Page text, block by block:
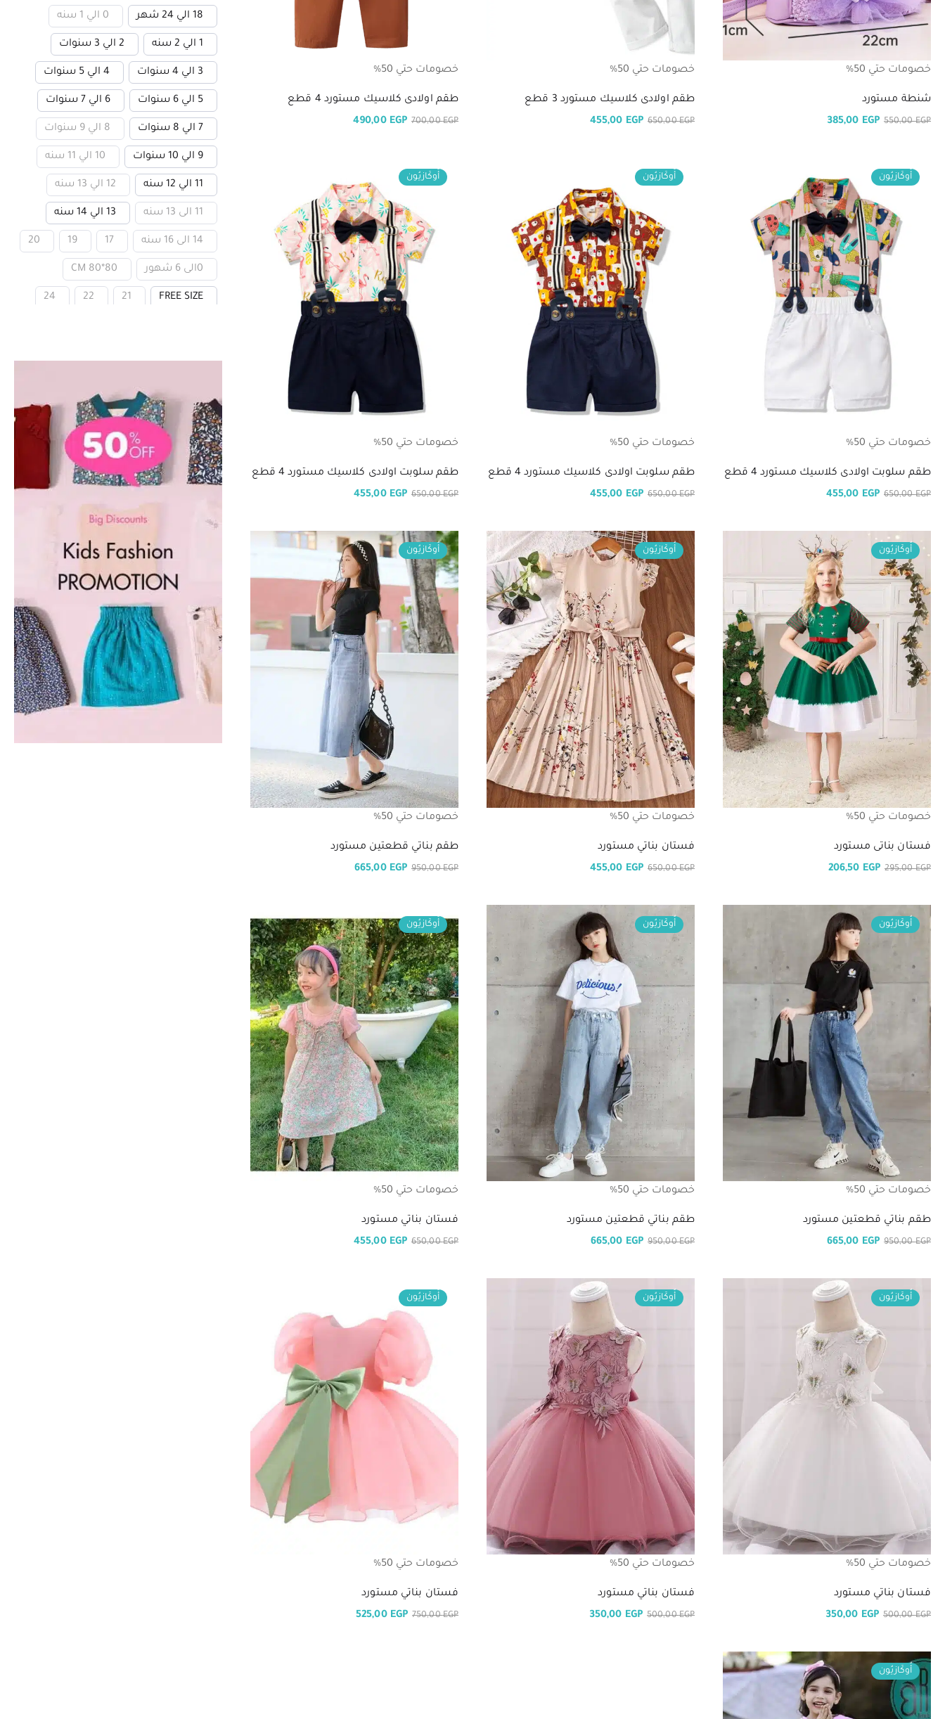
قميص وسويتشرت
كل الموديلات
كوليكشن كلاسيك
مايوهات نسائى
ملابس سباحة وغطس
18 الي 24 شهر 0 الي 1 سنه
1 الي 2 سنه 2 الي 3 سنوات
3 الي 4 سنوات 4 الي 5 سنوات
5 الي 6 سنوات 6 الي 7 سنوات
7 الي 8 سنوات 8 الي 9 سنوات
9 الي 10 سنوات 10 الي 11 سنه
11 الي 12 سنه 12 الي 13 سنه
11 الى 13 سنه 13 الي 14 سنه
14 الى 16 سنه 17
19
20
0الى 6 شهور CM 80*80
FREE SIZE
21
22
24
23 2 الى 4 سنوات
4 الى 6 سنوات 6 الى 8 سنوات
8 الى 12 سنه
12 الى 18 شهر
M
2XL 1سنة 2 سنة
3 سنوات 4 سنوات
8 سنوات
10 سنوات 12 سنة 14 سنة
12 شهر 18 شهر
خصومات حتي 50%
شنطة مستورد
550,00EGP
385,00 EGP
خصومات حتي 50%
طقم اولادى كلاسيك مستورد 3 قطع
650,00EGP
455,00 EGP
خصومات حتي 50%
طقم اولادى كلاسيك مستورد 4 قطع
700,00EGP
490,00 EGP
أُوكَازيُون
خصومات حتي 50%
طقم سلوبت اولادى كلاسيك مستورد 4 قطع
650,00EGP
455,00 EGP
أُوكَازيُون
خصومات حتي 50%
طقم سلوبت اولادى كلاسيك مستورد 4 قطع
650,00EGP
455,00 EGP
أُوكَازيُون
خصومات حتي 50%
طقم سلوبت اولادى كلاسيك مستورد 4 قطع
650,00EGP
455,00 EGP
أُوكَازيُون
خصومات حتي 50%
فستان بناتى مستورد
295,00EGP
206,50 EGP
أُوكَازيُون
خصومات حتي 50%
فستان بناتي مستورد
650,00EGP
455,00 EGP
أُوكَازيُون
خصومات حتي 50%
طقم بناتي قطعتين مستورد
950,00EGP
665,00 EGP
أُوكَازيُون
خصومات حتي 50%
طقم بناتي قطعتين مستورد
950,00EGP
665,00 EGP
أُوكَازيُون
خصومات حتي 50%
طقم بناتي قطعتين مستورد
950,00EGP
665,00 EGP
أُوكَازيُون
خصومات حتي 50%
فستان بناتي مستورد
650,00EGP
455,00 EGP
أُوكَازيُون
خصومات حتي 50%
فستان بناتي مستورد
500,00EGP
350,00 EGP
أُوكَازيُون
خصومات حتي 50%
فستان بناتي مستورد
500,00EGP
350,00 EGP
أُوكَازيُون
خصومات حتي 50%
فستان بناتي مستورد
750,00EGP
525,00 EGP
أُوكَازيُون